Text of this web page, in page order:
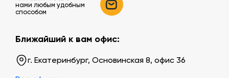
нами любым удобным
способом
Ближайший к вам офис:
г. Екатеринбург, Основинская 8, офис 36